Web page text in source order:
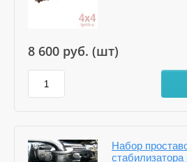
8 600 руб. (шт)
Набор
стабилизатора